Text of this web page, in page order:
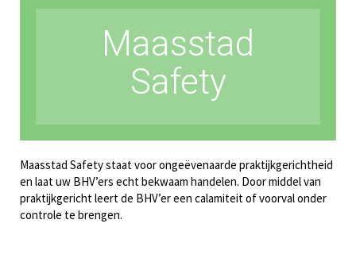
Maasstad
Safety
Maasstad Safety staat voor ongeëvenaarde praktijkgerichtheid
en laat uw BHV’ers echt bekwaam handelen. Door middel van
praktijkgericht leert de BHV’er een calamiteit of voorval onder
controle te brengen.